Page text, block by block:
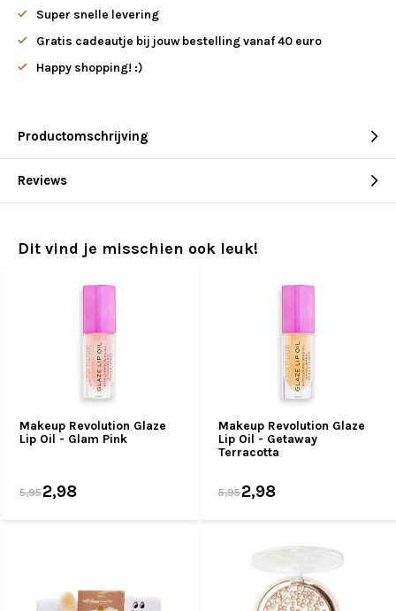
Super snelle levering
Gratis cadeautje bij jouw bestelling vanaf 40 euro
Happy shopping! :)
Productomschrijving
Reviews
Dit vind je misschien ook leuk!
Makeup Revolution Glaze
Lip Oil - Glam Pink
5,952,98
Makeup Revolution Glaze
Lip Oil - Getaway
Terracotta
5,952,98